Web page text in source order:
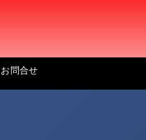
お問合せ